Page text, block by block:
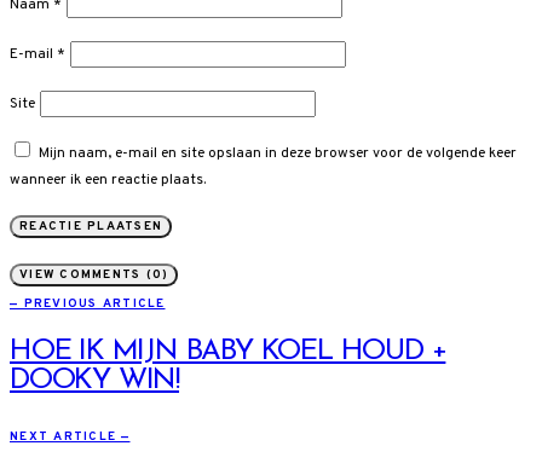
Naam *
E-mail *
Site
Mijn naam, e-mail en site opslaan in deze browser voor de volgende keer
wanneer ik een reactie plaats.
VIEW COMMENTS (0)
— PREVIOUS ARTICLE
HOE IK MIJN BABY KOEL HOUD +
DOOKY WIN!
NEXT ARTICLE —